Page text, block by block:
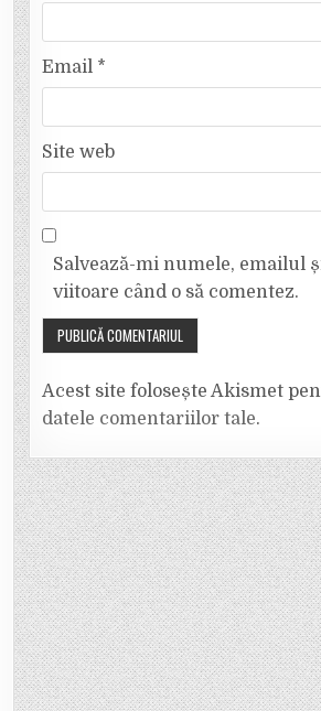
Email *
Site web
Salvează-mi numele, emailul
viitoare când o să comentez.
Acest site folosește Akismet
datele comentariilor tale.